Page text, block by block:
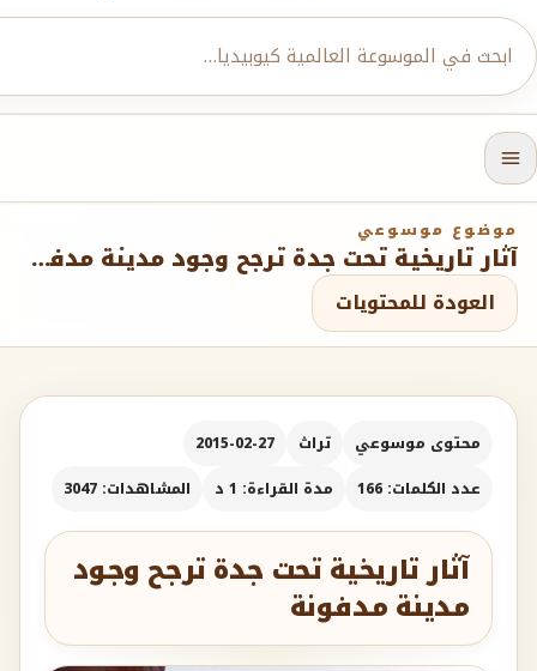
موضوع موسوعي
آثار تاريخية تحت جدة ترجح وجود مدينة مدفونة
العودة للمحتويات
محتوى موسوعي تراث
2015-02-27
عدد الكلمات: 166
مدة القراءة: 1 د المشاهدات: 3047
آثار تاريخية تحت جدة ترجح وجود
مدينة مدفونة